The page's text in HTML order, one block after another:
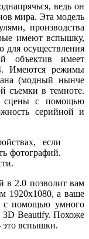
ведь он
мира. Эта модель
производства
имеют вспышку,
для осуществления
объектив имеет
Имеются режимы
(модный нынче
съемки в темноте.
сцены с помощью
серийной и
если
фотографий.
в 2.0 позволит вам
1920х1080, а ваше
с помощью умного
3D Beautify. Похоже
это вспышки.